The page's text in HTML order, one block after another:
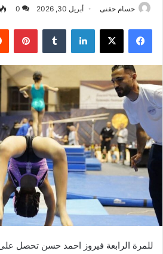
حسام حفنى أبريل 30, 2026 0
فيسبوك ‫X لينكدإن
للمرة الرابعة فيروز احمد حسن تحصل